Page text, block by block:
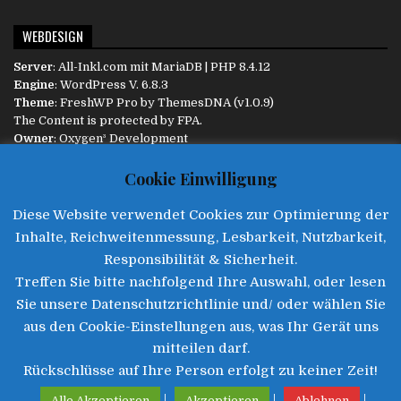
WEBDESIGN
Server: All-Inkl.com mit MariaDB | PHP 8.4.12
Engine: WordPress V. 6.8.3
Theme: FreshWP Pro by ThemesDNA(v1.0.9)
The Content is protected by FPA.
Owner: Oxygen³ Development
INFORMATIONEN
Impressum | Datenschutz|Disclaimer | Kontakt
Cookie Einwilligung
Diese Website verwendet Cookies zur Optimierung der
Inhalte, Reichweitenmessung, Lesbarkeit, Nutzbarkeit,
Responsibilität & Sicherheit.
Treffen Sie bitte nachfolgend Ihre Auswahl, oder lesen
Sie unsere Datenschutzrichtlinie und/ oder wählen Sie
aus den Cookie-Einstellungen aus, was Ihr Gerät uns
mitteilen darf.
Rückschlüsse auf Ihre Person erfolgt zu keiner Zeit!